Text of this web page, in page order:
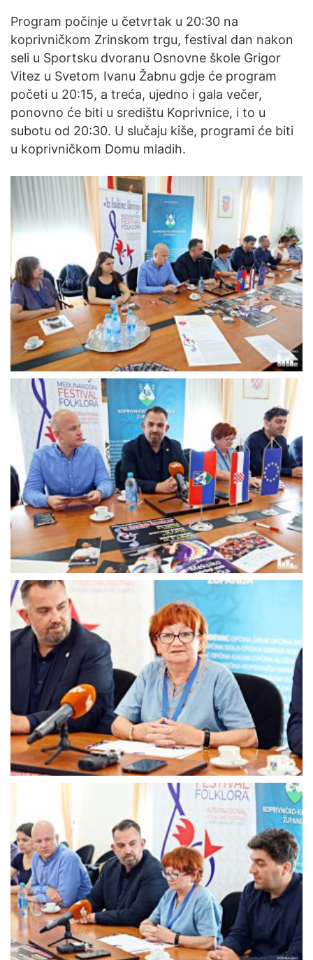
Program počinje u četvrtak u 20:30 na
koprivničkom Zrinskom trgu, festival dan nakon
seli u Sportsku dvoranu Osnovne škole Grigor
Vitez u Svetom Ivanu Žabnu gdje će program
početi u 20:15, a treća, ujedno i gala večer,
ponovno će biti u središtu Koprivnice, i to u
subotu od 20:30. U slučaju kiše, programi će biti
u koprivničkom Domu mladih.